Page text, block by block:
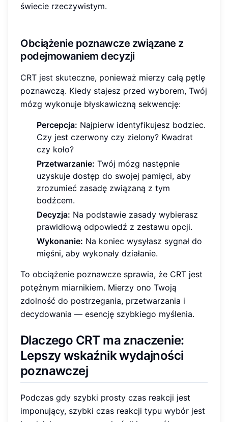
świecie rzeczywistym.
Obciążenie poznawcze związane z
podejmowaniem decyzji
CRT jest skuteczne, ponieważ mierzy całą pętlę
poznawczą. Kiedy stajesz przed wyborem, Twój
mózg wykonuje błyskawiczną sekwencję:
Percepcja: Najpierw identyfikujesz bodziec.
Czy jest czerwony czy zielony? Kwadrat
czy koło?
Przetwarzanie: Twój mózg następnie
uzyskuje dostęp do swojej pamięci, aby
zrozumieć zasadę związaną z tym
bodźcem.
Decyzja: Na podstawie zasady wybierasz
prawidłową odpowiedź z zestawu opcji.
Wykonanie: Na koniec wysyłasz sygnał do
mięśni, aby wykonały działanie.
To obciążenie poznawcze sprawia, że CRT jest
potężnym miarnikiem. Mierzy ono Twoją
zdolność do postrzegania, przetwarzania i
decydowania — esencję szybkiego myślenia.
Dlaczego CRT ma znaczenie:
Lepszy wskaźnik wydajności
poznawczej
Podczas gdy szybki prosty czas reakcji jest
imponujący, szybki czas reakcji typu wybór jest